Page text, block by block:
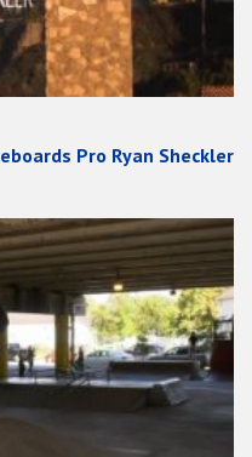
Pro Ryan Sheckler